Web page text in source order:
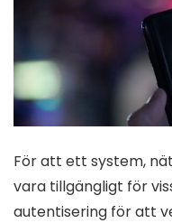
För att ett system,
vara tillgängligt för
autentisering för att